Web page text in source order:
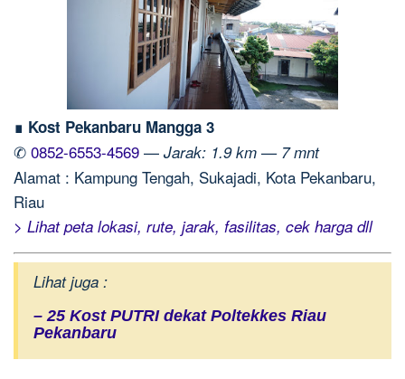
∎ Kost Pekanbaru Mangga 3
✆ 0852-6553-4569 — Jarak: 1.9 km — 7 mnt
Alamat : Kampung Tengah, Sukajadi, Kota Pekanbaru,
Riau
> Lihat peta lokasi, rute, jarak, fasilitas, cek harga dll
Lihat juga :
– 25 Kost PUTRI dekat Poltekkes Riau
Pekanbaru